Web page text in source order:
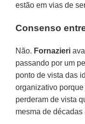
estão em vias de
Consenso
Não. Fornazieri
passando por um
ponto de vista das
organizativo
perderam de vista
mesma de décadas